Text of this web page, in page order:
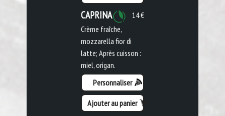
14 €
CAPRINA
Crème fraîche,
mozzarella fior di
latte; Après cuisson :
miel, origan.
Personnaliser
Ajouter au panier